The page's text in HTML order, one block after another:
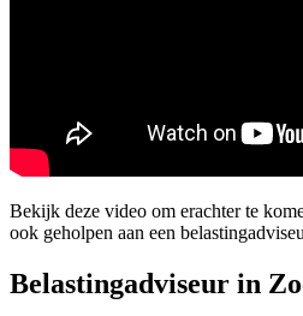
Bekijk deze video om erachter te
ook geholpen aan een
Belastingadviseur in